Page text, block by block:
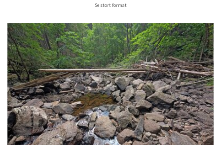
Se stort format